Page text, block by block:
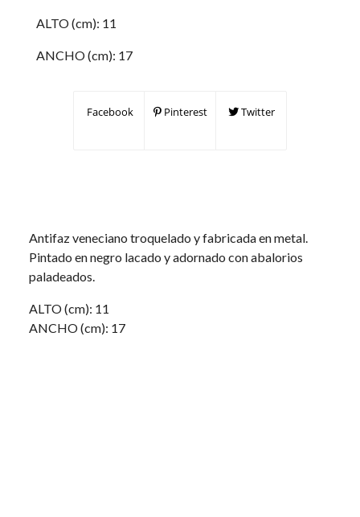
ALTO (cm): 11
ANCHO (cm): 17
Facebook Pinterest Twitter
Antifaz veneciano troquelado y fabricada en metal.
Pintado en negro lacado y adornado con abalorios
paladeados.
ALTO (cm): 11
ANCHO (cm): 17